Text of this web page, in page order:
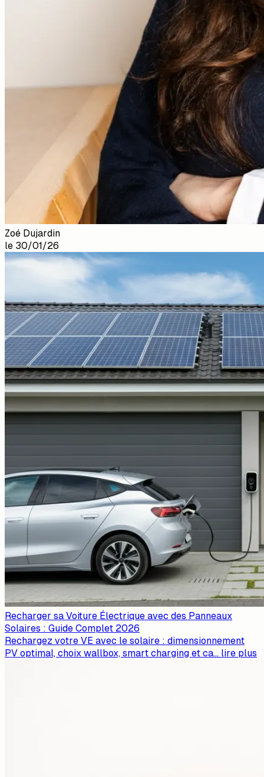
Zoé Dujardin
le 30/01/26
Recharger sa Voiture Électrique avec des Panneaux
Solaires : Guide Complet 2026
Rechargez votre VE avec le solaire : dimensionnement
PV optimal, choix wallbox, smart charging et ca... lire plus